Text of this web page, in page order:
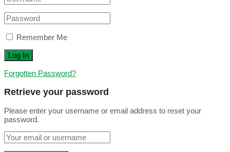
Remember Me
Forgotten Password?
Retrieve your password
Please enter your username or email address to reset your
password.